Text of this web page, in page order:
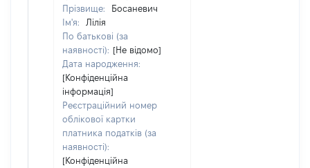
Прізвище:
Босаневич
Ім'я:
Лілія
По батькові (за
наявності): [Не відомо]
Дата народження:
[Конфіденційна
інформація]
Реєстраційний номер
облікової картки
платника податків (за
наявності):
[Конфіденційна